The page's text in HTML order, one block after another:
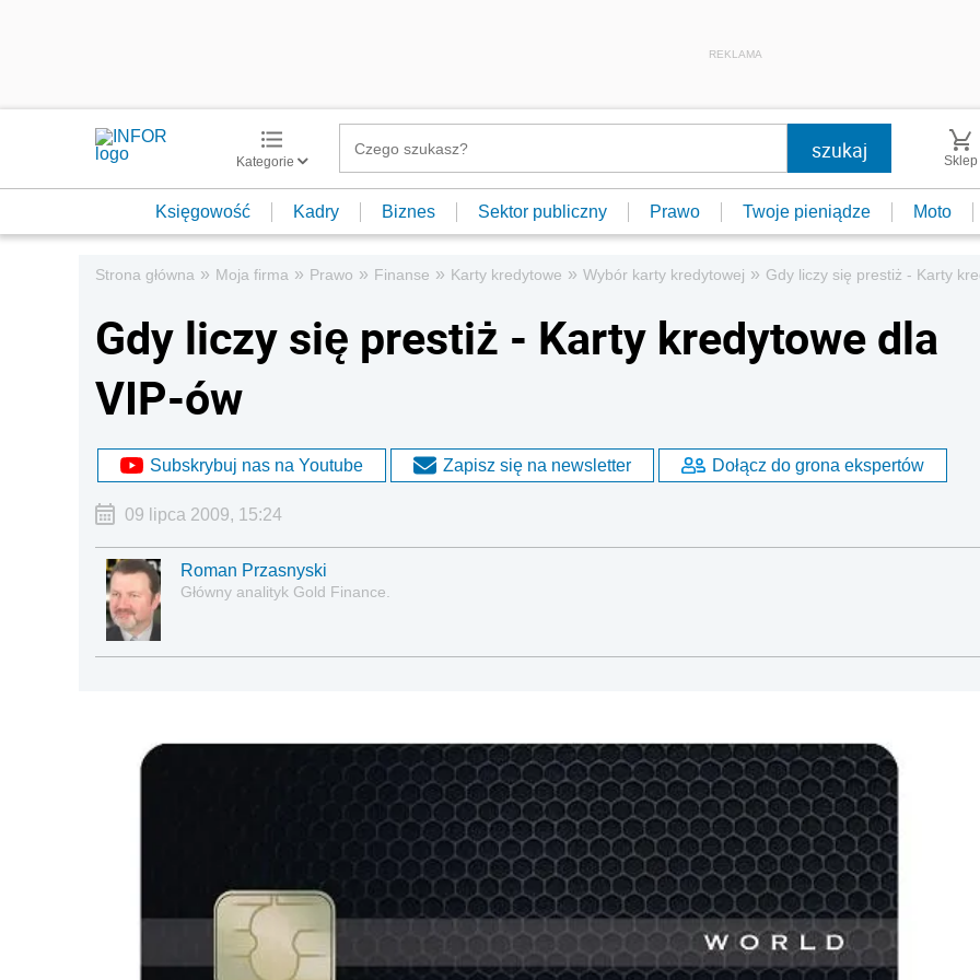
REKLAMA
Kategorie Sklep
Księgowość Kadry Biznes Sektor publiczny Prawo Twoje pieniądze Moto
Strona główna » Moja firma » Prawo » Finanse » Karty kredytowe » Wybór karty kredytowej » Gdy liczy się prestiż - Karty
Gdy liczy się prestiż - Karty kredytowe dla
VIP-ów
Subskrybuj nas na Youtube Zapisz się na newsletter Dołącz do grona ekspertów
09 lipca 2009, 15:24
Roman Przasnyski
Główny analityk Gold Finance.